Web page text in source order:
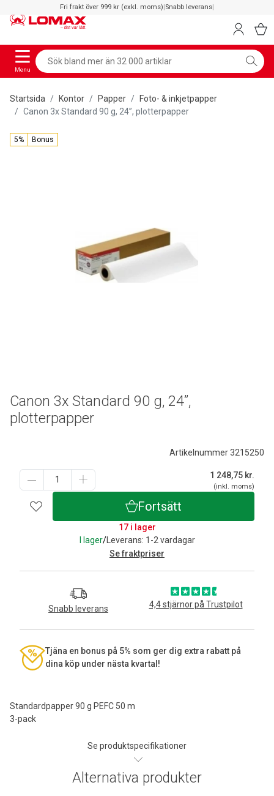
Fri frakt över 999 kr (exkl. moms)|Snabb leverans|
Menu
Startsida Kontor Papper
Foto- & inkjetpapper
Canon 3x Standard 90 g, 24”, plotterpapper
5% Bonus
Standardpapper 90 g PEFC 50 m
3-pack
Se produktspecifikationer
Artikelnummer 3215250
1 248,75 kr.
(inkl. moms)
Fortsätt
17 i lager
I lager/Leverans: 1-2 vardagar
Se fraktpriser
Snabb leverans 4,4 stjärnor på Trustpilot
Tjäna en bonus på 5% som ger dig extra rabatt på
dina köp under nästa kvartal!
Canon 3x Standard 90 g, 24”,
plotterpapper
Alternativa produkter